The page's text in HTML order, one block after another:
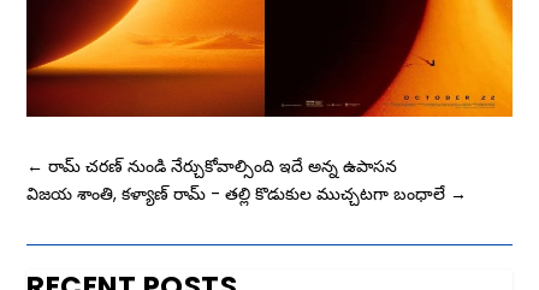
←రామ్ చరణ్ నుండి నేర్చుకోవాల్సింది ఇదే అన్న ఉపాసన
విజయ శాంతి, కళ్యాణ్ రామ్ - తల్లి కొడుకుల ముచ్చటగా బంధాలే →